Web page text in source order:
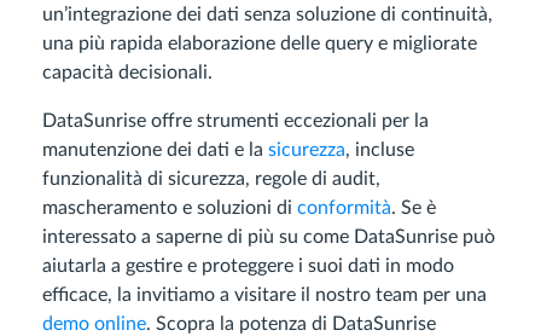
un’integrazione dei dati senza soluzione di continuità,
una più rapida elaborazione delle query e migliorate
capacità decisionali.
DataSunrise offre strumenti eccezionali per la
manutenzione dei dati e la sicurezza, incluse
funzionalità di sicurezza, regole di audit,
mascheramento e soluzioni di conformità. Se è
interessato a saperne di più su come DataSunrise può
aiutarla a gestire e proteggere i suoi dati in modo
efficace, la invitiamo a visitare il nostro team per una
demo online. Scopra la potenza di DataSunrise